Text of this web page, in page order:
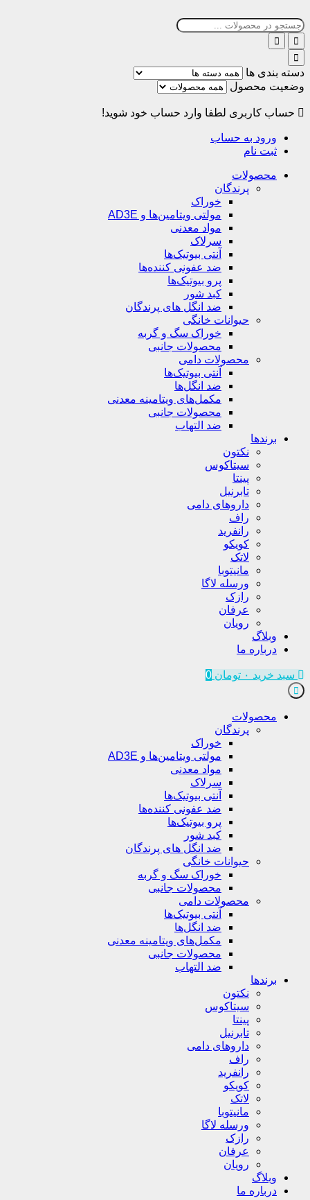
بندی ها
محصول
حساب کاربری لطفا وارد حساب خود شوید!
ورود به حساب
ثبت نام
محصولات
پرندگان
خوراک
مولتی ویتامین‌ها و AD3E
مواد معدنی
سرلاک
آنتی بیوتیک‌ها
ضد عفونی کننده‌ها
پرو بیوتیک‌ها
کبد شور
ضد انگل های پرندگان
حیوانات خانگی
خوراک سگ و گربه
محصولات جانبی
محصولات دامی
آنتی بیوتیک‌ها
ضد انگل‌ها
مکمل‌های ویتامینه معدنی
محصولات جانبی
ضد التهاب
برندها
نکتون
سیتاکوس
پینتا
تابرنیل
داروهای دامی
راف
رانفرید
کویکو
لاتک
مانیتوبا
ورسله لاگا
رازک
عرفان
رویان
وبلاگ
درباره ما
سبد خرید ۰ تومان 0
محصولات
پرندگان
خوراک
مولتی ویتامین‌ها و AD3E
مواد معدنی
سرلاک
آنتی بیوتیک‌ها
ضد عفونی کننده‌ها
پرو بیوتیک‌ها
کبد شور
ضد انگل های پرندگان
حیوانات خانگی
خوراک سگ و گربه
محصولات جانبی
محصولات دامی
آنتی بیوتیک‌ها
ضد انگل‌ها
مکمل‌های ویتامینه معدنی
محصولات جانبی
ضد التهاب
برندها
نکتون
سیتاکوس
پینتا
تابرنیل
داروهای دامی
راف
رانفرید
کویکو
لاتک
مانیتوبا
ورسله لاگا
رازک
عرفان
رویان
وبلاگ
درباره ما